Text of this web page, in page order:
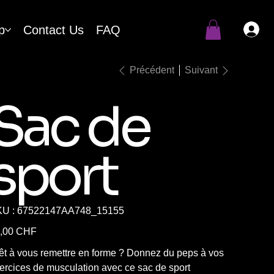
Contact Us FAQ
Précédent Suivant
de
: SKU
67522147AA748_15155
67522147AA748_15155
CHF
à vous remettre en forme ? Donnez du peps à vos
de musculation avec ce sac de sport